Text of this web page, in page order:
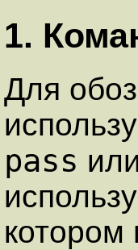
1.
Для
pass или
котоpом